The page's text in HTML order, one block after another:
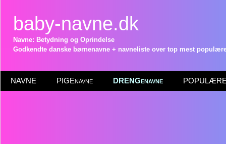
baby-navne.dk
Navne: Betydning og Oprindelse
Godkendte danske børnenavne + navneliste over top mest
NAVNE PIGEnavne DRENGenavne POPULÆRE